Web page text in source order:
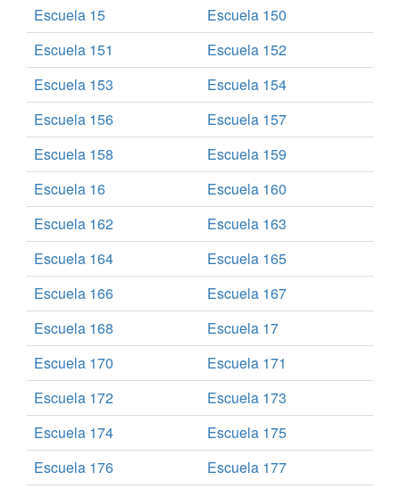
Escuela 15
Escuela 150
Escuela 151
Escuela 152
Escuela 153
Escuela 154
Escuela 156
Escuela 157
Escuela 158
Escuela 159
Escuela 16
Escuela 160
Escuela 162
Escuela 163
Escuela 164
Escuela 165
Escuela 166
Escuela 167
Escuela 168
Escuela 17
Escuela 170
Escuela 171
Escuela 172
Escuela 173
Escuela 174
Escuela 175
Escuela 176
Escuela 177